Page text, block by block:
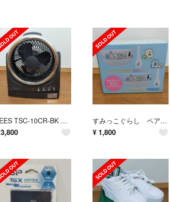
TEES TSC-10CR-BK サーキュレーター
3,800
すみっこぐらし ペア食器セット
¥ 1,800